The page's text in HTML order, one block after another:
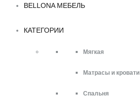
BELLONA МЕБЕЛЬ
КАТЕГОРИИ
Мягкая
Матрасы и кровати
Спальня